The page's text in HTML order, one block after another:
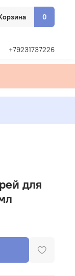
0
+79231737226
для